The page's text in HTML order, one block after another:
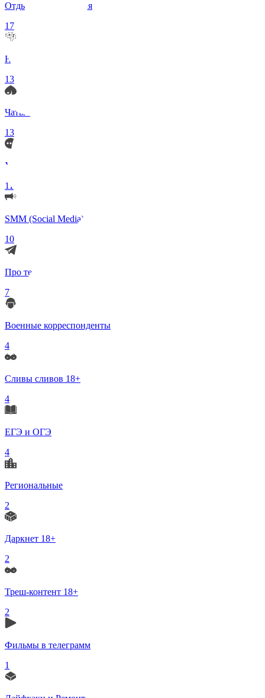
Отдых и Развлечения
17
Нейросети и ИИ
13
Чаты по интересам
13
Удаленка (Работа)
11
SMM (Social Media)
10
Про телеграмм
7
Военные корреспонденты
4
Сливы сливов 18+
4
ЕГЭ и ОГЭ
4
Региональные
2
Даркнет 18+
2
Треш-контент 18+
2
Фильмы в телеграмм
1